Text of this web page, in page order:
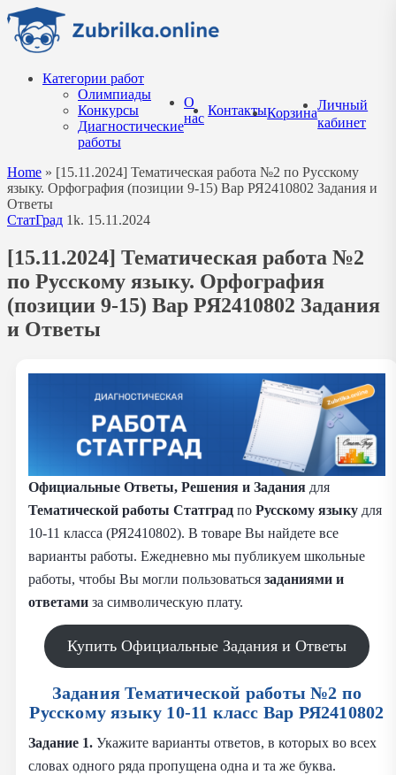
Перейти
содержанию
Категории работ
Олимпиады
Конкурсы
Диагностические
работы
О
нас
КонтактыКорзина
Личный
кабинет
Home » [15.11.2024] Тематическая работа №2 по Русскому
языку. Орфография (позиции 9-15) Вар РЯ2410802 Задания и
Ответы
СтатГрад 1k. 15.11.2024
[15.11.2024] Тематическая работа №2
по Русскому языку. Орфография
(позиции 9-15) Вар РЯ2410802 Задания
и Ответы
Официальные Ответы, Решения и Задания для
Тематической работы Статград по Русскому языку для
10-11 класса (РЯ2410802). В товаре Вы найдете все
варианты работы. Ежедневно мы публикуем школьные
работы, чтобы Вы могли пользоваться заданиями и
ответами за символическую плату.
Купить Официальные Задания и Ответы
Задания Тематической работы №2 по
Русскому языку 10-11 класс Вар РЯ2410802
Задание 1. Укажите варианты ответов, в которых во всех
словах одного ряда пропущена одна и та же буква.